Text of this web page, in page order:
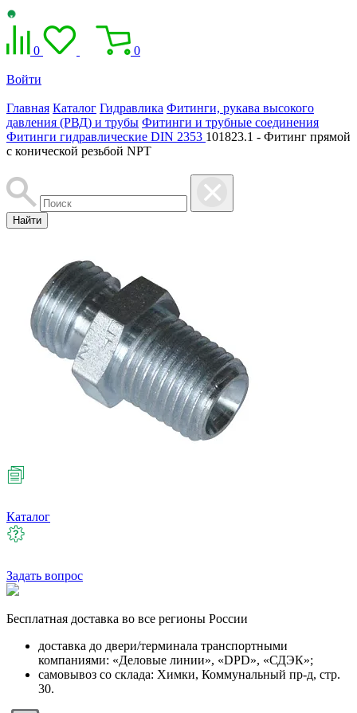
0 0
Войти
Главная Каталог Гидравлика Фитинги, рукава высокого
давления (РВД) и трубы Фитинги и трубные соединения
Фитинги гидравлические DIN 2353 101823.1 - Фитинг прямой
с конической резьбой NPT
Найти
Каталог
Задать вопрос
Бесплатная доставка во все регионы России
доставка до двери/терминала транспортными
компаниями: «Деловые линии», «DPD», «СДЭК»;
самовывоз со склада: Химки, Коммунальный пр-д, стр.
30.